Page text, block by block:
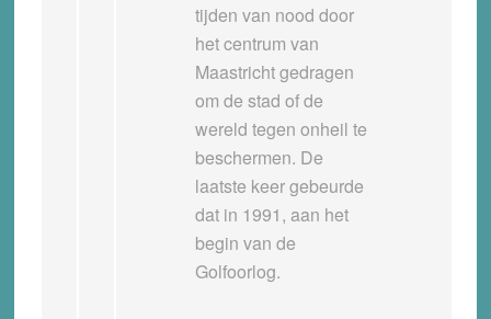
tijden van nood door
het centrum van
Maastricht gedragen
om de stad of de
wereld tegen onheil te
beschermen. De
laatste keer gebeurde
dat in 1991, aan het
begin van de
Golfoorlog.